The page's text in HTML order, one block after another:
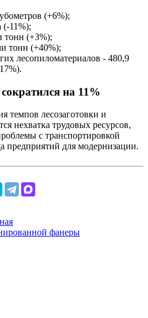
(+6%);
11%);
тонн (+3%);
тонн (+40%);
лесопиломатериалов - 480,9
на 11%
темпов лесозаготовки и
нехватка трудовых ресурсов,
с транспортировкой
предприятий для модернизации.
фанеры